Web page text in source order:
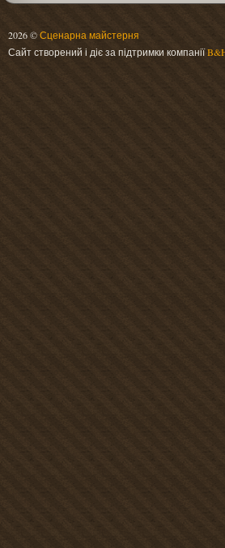
2026 ©Сценарна майстерня
Сайт створений і діє за підтримки компанії